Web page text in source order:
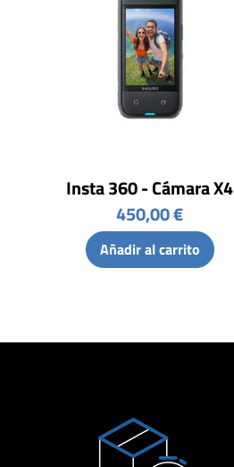
Insta 360 - Cámara X4
450,00 €
Añadir al carrito